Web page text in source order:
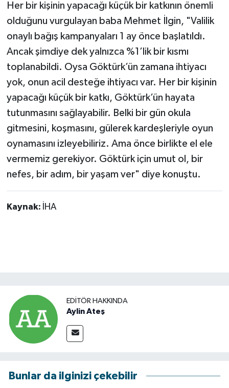
Her bir kişinin yapacağı küçük bir katkının önemli
olduğunu vurgulayan baba Mehmet İlgin, "Valilik
onaylı bağış kampanyaları 1 ay önce başlatıldı.
Ancak şimdiye dek yalnızca %1’lik bir kısmı
toplanabildi. Oysa Göktürk’ün zamana ihtiyacı
yok, onun acil desteğe ihtiyacı var. Her bir kişinin
yapacağı küçük bir katkı, Göktürk’ün hayata
tutunmasını sağlayabilir. Belki bir gün okula
gitmesini, koşmasını, gülerek kardeşleriyle oyun
oynamasını izleyebiliriz. Ama önce birlikte el ele
vermemiz gerekiyor. Göktürk için umut ol, bir
nefes, bir adım, bir yaşam ver" diye konuştu.
Kaynak: İHA
EDITÖR HAKKINDA
Aylin Ateş
Bunlar da ilginizi çekebilir